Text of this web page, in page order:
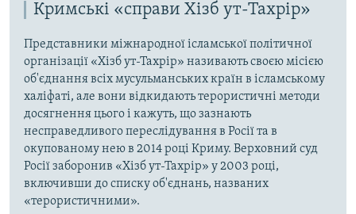
Кримські «справи Хізб ут-Тахрір»
Представники міжнародної ісламської політичної
організації «Хізб ут-Тахрір» називають своєю місією
об'єднання всіх мусульманських країн в ісламському
халіфаті, але вони відкидають терористичні методи
досягнення цього і кажуть, що зазнають
несправедливого переслідування в Росії та в
окупованому нею в 2014 році Криму. Верховний суд
Росії заборонив «Хізб ут-Тахрір» у 2003 році,
включивши до списку об'єднань, названих
«терористичними».